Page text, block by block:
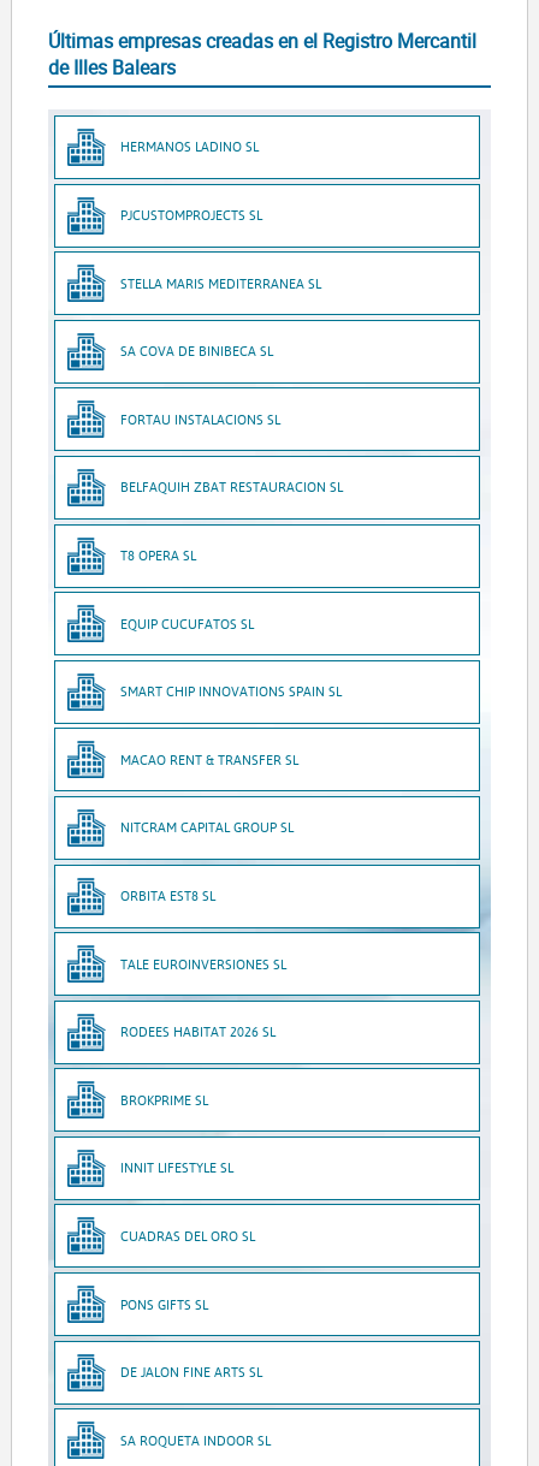
Últimas empresas creadas en el Registro Mercantil
de Illes Balears
HERMANOS LADINO SL
PJCUSTOMPROJECTS SL
STELLA MARIS MEDITERRANEA SL
SA COVA DE BINIBECA SL
FORTAU INSTALACIONS SL
BELFAQUIH ZBAT RESTAURACION SL
T8 OPERA SL
EQUIP CUCUFATOS SL
SMART CHIP INNOVATIONS SPAIN SL
MACAO RENT & TRANSFER SL
NITCRAM CAPITAL GROUP SL
ORBITA EST8 SL
TALE EUROINVERSIONES SL
RODEES HABITAT 2026 SL
BROKPRIME SL
INNIT LIFESTYLE SL
CUADRAS DEL ORO SL
PONS GIFTS SL
DE JALON FINE ARTS SL
SA ROQUETA INDOOR SL